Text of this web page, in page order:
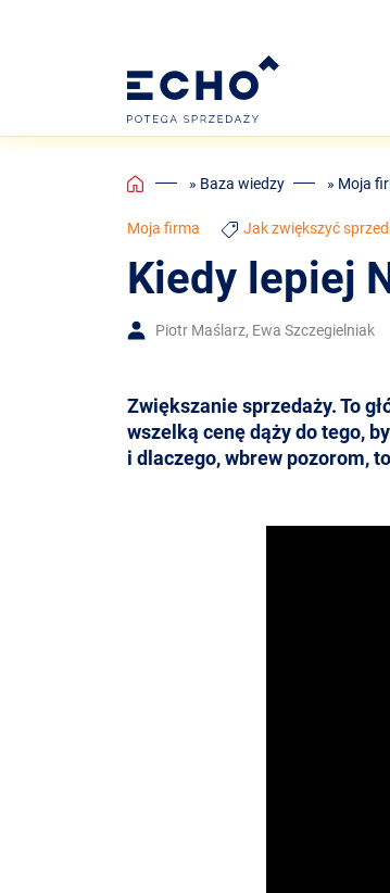
Home » Baza wiedzy » Moja
Moja firma Jak zwiększyć
Kiedy lepiej
Piotr Maślarz, Ewa Szczegielniak
Zwiększanie sprzedaży. To
wszelką cenę dąży do tego,
i dlaczego, wbrew pozorom,